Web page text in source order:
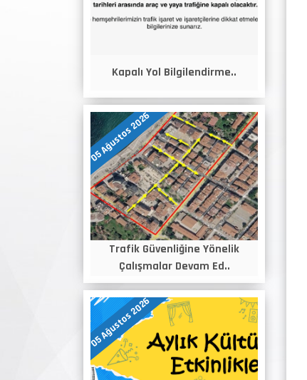
Kapalı Yol Bilgilendirme..
05 Ağustos 2026
Trafik Güvenliğine Yönelik
Çalışmalar Devam Ed..
05 Ağustos 2026